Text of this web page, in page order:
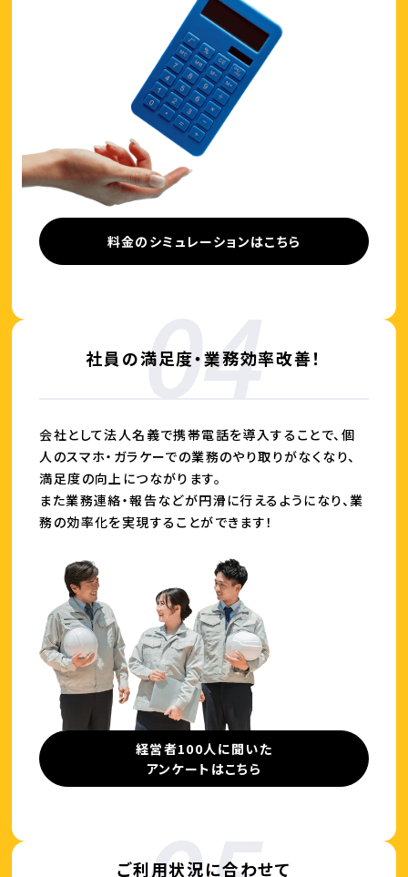
料金のシミュレーションはこちら
社員の満足度・業務効率改善！
会社として法人名義で携帯電話を導入することで、 個
人のスマホ・ガラケーでの業務のやり取りがなくなり、
満足度の向上につながります。
また業務連絡・報告などが円滑に行えるようになり、業
務の効率化を実現することができます！
経営者100人に聞いた
アンケートはこちら
ご利用状況に合わせて